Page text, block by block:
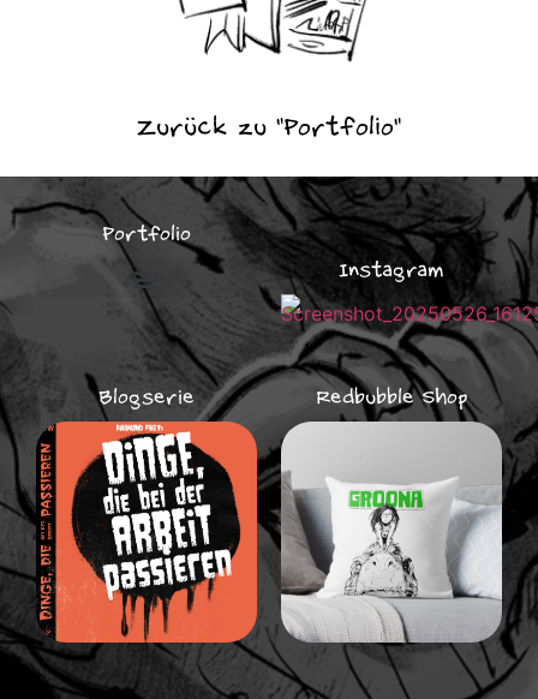
Zurück zu "Portfolio"
Portfolio
Instagram
Blogserie Redbubble Shop